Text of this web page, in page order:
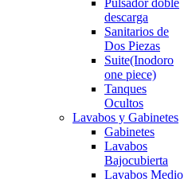
Pulsador doble
descarga
Sanitarios de
Dos Piezas
Suite(Inodoro
one piece)
Tanques
Ocultos
Lavabos y Gabinetes
Gabinetes
Lavabos
Bajocubierta
Lavabos Medio